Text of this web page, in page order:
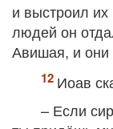
и выстроил их
людей он
Авишая, и они
Иоав
– Если